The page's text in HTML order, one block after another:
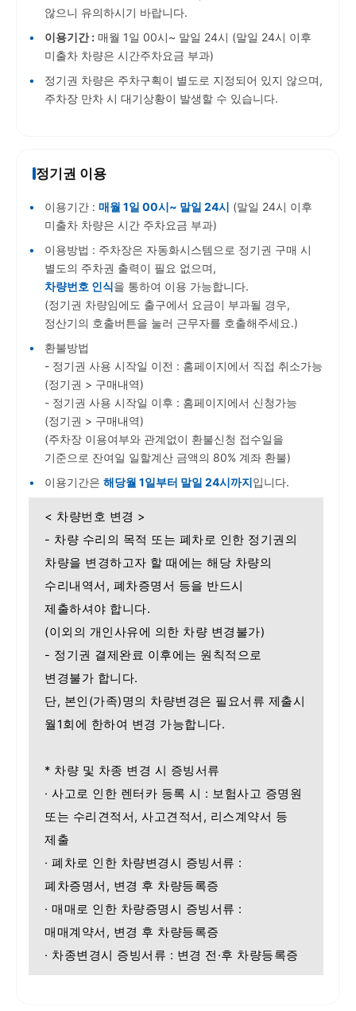
않으니 유의하시기 바랍니다.
이용기간 : 매월 1일 00시~ 말일 24시 (말일 24시 이후
미출차 차량은 시간주차요금 부과)
정기권 차량은 주차구획이 별도로 지정되어 있지 않으며,
주차장 만차 시 대기상황이 발생할 수 있습니다.
정기권 이용
이용기간 : 매월 1일 00시~ 말일 24시 (말일 24시 이후
미출차 차량은 시간 주차요금 부과)
이용방법 : 주차장은 자동화시스템으로 정기권 구매 시
별도의 주차권 출력이 필요 없으며,
차량번호 인식을 통하여 이용 가능합니다.
(정기권 차량임에도 출구에서 요금이 부과될 경우,
정산기의 호출버튼을 눌러 근무자를 호출해주세요.)
환불방법
- 정기권 사용 시작일 이전 : 홈페이지에서 직접 취소가능
(정기권 > 구매내역)
- 정기권 사용 시작일 이후 : 홈페이지에서 신청가능
(정기권 > 구매내역)
(주차장 이용여부와 관계없이 환불신청 접수일을
기준으로 잔여일 일할계산 금액의 80% 계좌 환불)
이용기간은 해당월 1일부터 말일 24시까지입니다.
< 차량번호 변경 >
- 차량 수리의 목적 또는 폐차로 인한 정기권의
차량을 변경하고자 할 때에는 해당 차량의
수리내역서, 폐차증명서 등을 반드시
제출하셔야 합니다.
(이외의 개인사유에 의한 차량 변경불가)
- 정기권 결제완료 이후에는 원칙적으로
변경불가 합니다.
단, 본인(가족)명의 차량변경은 필요서류 제출시
월1회에 한하여 변경 가능합니다.
* 차량 및 차종 변경 시 증빙서류
· 사고로 인한 렌터카 등록 시 : 보험사고 증명원
또는 수리견적서, 사고견적서, 리스계약서 등
제출
· 폐차로 인한 차량변경시 증빙서류 :
폐차증명서, 변경 후 차량등록증
· 매매로 인한 차량증명시 증빙서류 :
매매계약서, 변경 후 차량등록증
· 차종변경시 증빙서류 : 변경 전·후 차량등록증